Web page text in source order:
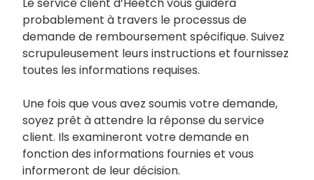
Le service client d’Heetch vous guidera
probablement à travers le processus de
demande de remboursement spécifique. Suivez
scrupuleusement leurs instructions et fournissez
toutes les informations requises.
Une fois que vous avez soumis votre demande,
soyez prêt à attendre la réponse du service
client. Ils examineront votre demande en
fonction des informations fournies et vous
informeront de leur décision.